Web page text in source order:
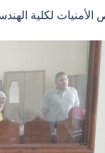
الأمنيات لكلية